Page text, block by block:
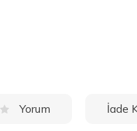
Yorum İade